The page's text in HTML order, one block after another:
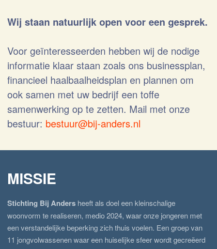
Wij staan natuurlijk open voor een gesprek.
Voor geïnteresseerden hebben wij de nodige
informatie klaar staan zoals ons businessplan,
financieel haalbaalheidsplan en plannen om
ook samen met uw bedrijf een toffe
samenwerking op te zetten. Mail met onze
bestuur: bestuur@bij-anders.nl
MISSIE
Stichting Bij Anders heeft als doel een kleinschalige
woonvorm te realiseren, medio 2024, waar onze jongeren met
een verstandelijke beperking zich thuis voelen. Een groep van
11 jongvolwassenen waar een huiselijke sfeer wordt gecreëerd